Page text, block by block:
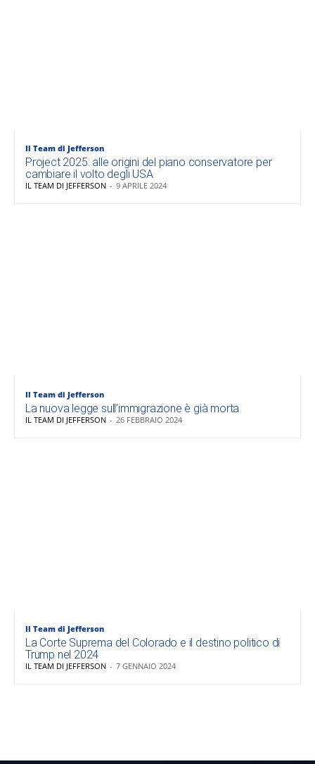
Il Team di Jefferson
Project 2025: alle origini del piano conservatore per
cambiare il volto degli USA
IL TEAM DI JEFFERSON - 9 APRILE 2024
Il Team di Jefferson
La nuova legge sull’immigrazione è già morta
IL TEAM DI JEFFERSON - 26 FEBBRAIO 2024
Il Team di Jefferson
La Corte Suprema del Colorado e il destino politico di
Trump nel 2024
IL TEAM DI JEFFERSON - 7 GENNAIO 2024